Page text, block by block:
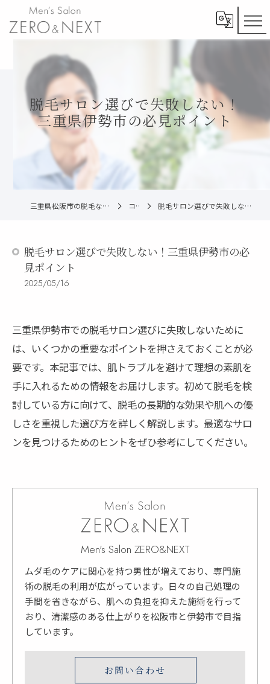
脱毛サロン選びで失敗しない！
三重県伊勢市の必見ポイント
三重県松阪市の脱毛ならメンズ脱毛ZERO松阪店 コラム 脱毛サロン選びで失敗しない！三重県伊勢市の必見ポイント
脱毛サロン選びで失敗しない！三重県伊勢市の必
見ポイント
2025/05/16
三重県伊勢市での脱毛サロン選びに失敗しないために
は、いくつかの重要なポイントを押さえておくことが必
要です。本記事では、肌トラブルを避けて理想の素肌を
手に入れるための情報をお届けします。初めて脱毛を検
討している方に向けて、脱毛の長期的な効果や肌への優
しさを重視した選び方を詳しく解説します。最適なサロ
ンを見つけるためのヒントをぜひ参考にしてください。
Men's Salon ZERO&NEXT
ムダ毛のケアに関心を持つ男性が増えており、専門施
術の脱毛の利用が広がっています。日々の自己処理の
手間を省きながら、肌への負担を抑えた施術を行って
おり、清潔感のある仕上がりを松阪市と伊勢市で目指
しています。
お問い合わせ